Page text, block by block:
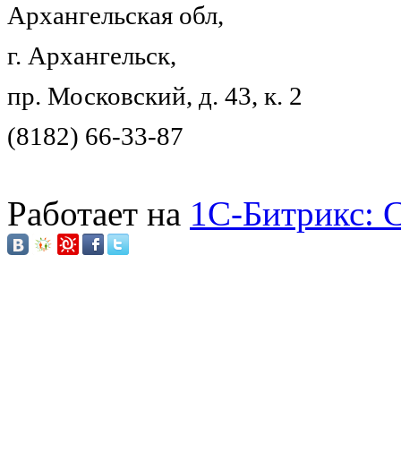
Архангельская обл,
г. Архангельск,
пр. Московский, д. 43, к. 2
(8182) 66-33-87
Работает на 1C-Битрикс: